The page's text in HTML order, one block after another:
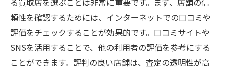
頼性を確認するためには、インターネットでの口コミや
評価をチェックすることが効果的です。口コミサイトや
SNSを活用することで、他の利用者の評価を参考にする
ことができます。評判の良い店舗は、査定の透明性が高